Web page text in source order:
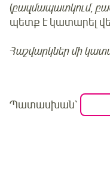
(բազմապատկում,
պետք է կատարել
Հաշվարկներ մի
Պատասխան՝